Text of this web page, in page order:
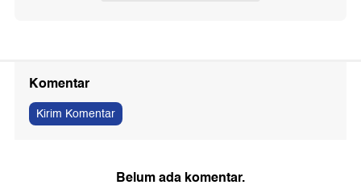
Komentar
Kirim Komentar
Belum ada komentar.